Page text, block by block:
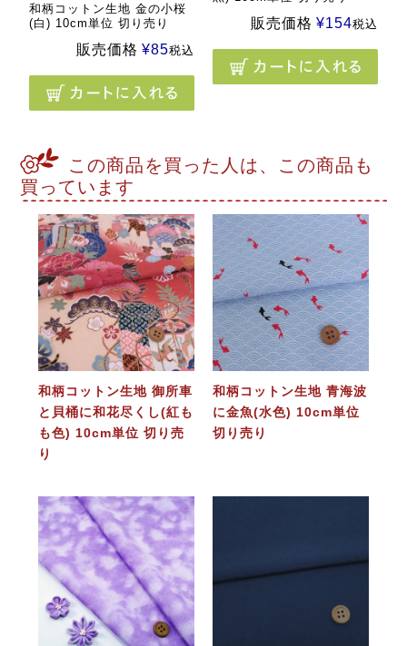
和柄コットン生地 金の小桜
(白) 10cm単位 切り売り
販売価格 ¥85税込
販売価格 ¥154税込
この商品を買った人は、この商品も
買っています
和柄コットン生地 御所車
と貝桶に和花尽くし(紅も
も色) 10cm単位 切り売
り
和柄コットン生地 青海波
に金魚(水色) 10cm単位
切り売り